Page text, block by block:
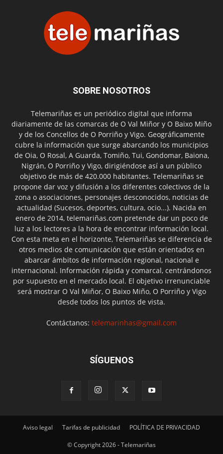
SOBRE NOSOTROS
Telemariñas es un periódico digital que informa
diariamente de las comarcas de O Val Miñor y O Baixo Miño
y de los Concellos de O Porriño y Vigo. Geográficamente
cubre la información que surge abarcando los municipios
de Oia, O Rosal, A Guarda, Tomiño, Tui, Gondomar, Baiona,
Nigrán, O Porriño y Vigo, dirigiéndose así a un público
objetivo de más de 420.000 habitantes. Telemariñas se
propone dar voz y difusión a los diferentes colectivos de la
zona o asociaciones, personajes desconocidos, noticias de
actualidad (Sucesos, deportes, cultura, ocio...). Nacida en
enero de 2014, telemariñas.com pretende dar un poco de
luz a los lectores a la hora de encontrar información local.
Con esta meta en el horizonte, Telemariñas se diferencia de
otros medios de comunicación que están orientados en
abarcar ámbitos de información regional, nacional e
internacional. Información rápida y comarcal, centrándonos
por supuesto en el mercado local. El objetivo irrenunciable
será mostrar O Val Miñor, O Baixo Miño, O Porriño y Vigo
desde todos los puntos de vista.
Contáctanos: telemarinhas@gmail.com
SÍGUENOS
Aviso legal Tarifas de publicidad POLÍTICA DE PRIVACIDAD
© Copyright 2026 - Telemariñas